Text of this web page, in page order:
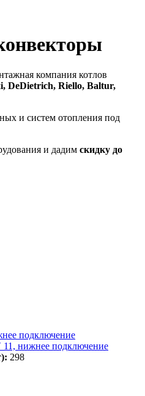
компания котлов
DeDietrich, Riello, Baltur,
и систем отопления под
и дадим скидку до
11, нижнее подключение
298